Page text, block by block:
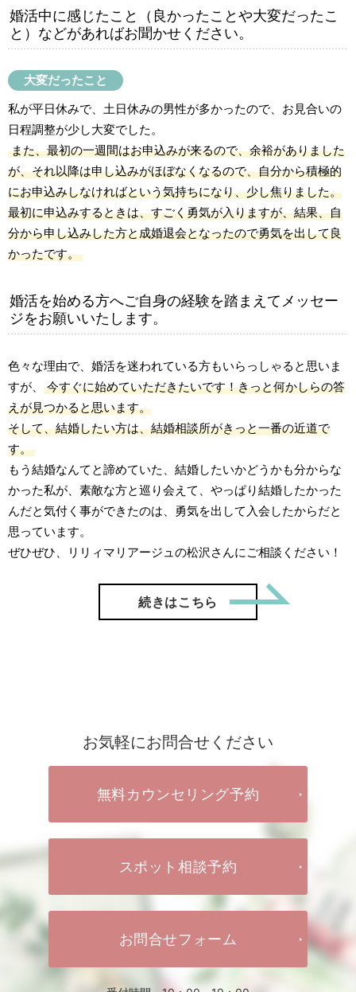
婚活中に感じたこと（良かったことや大変だったこ
と）などがあればお聞かせください。
大変だったこと
私が平日休みで、土日休みの男性が多かったので、お見合いの
日程調整が少し大変でした。
また、最初の一週間はお申込みが来るので、余裕がありました
が、それ以降は申し込みがほぼなくなるので、自分から積極的
にお申込みしなければという気持ちになり、少し焦りました。
最初に申込みするときは、すごく勇気が入りますが、結果、自
分から申し込みした方と成婚退会となったので勇気を出して良
かったです。
婚活を始める方へご自身の経験を踏まえてメッセー
ジをお願いいたします。
色々な理由で、婚活を迷われている方もいらっしゃると思いま
すが、
今すぐに始めていただきたいです！きっと何かしらの答
えが見つかると思います。
そして、結婚したい方は、結婚相談所がきっと一番の近道で
す。
もう結婚なんてと諦めていた、結婚したいかどうかも分からな
かった私が、素敵な方と巡り会えて、やっぱり結婚したかった
んだと気付く事ができたのは、勇気を出して入会したからだと
思っています。
ぜひぜひ、リリィマリアージュの松沢さんにご相談ください！
続きはこちら
お気軽にお問合せください
無料カウンセリング予約
スポット相談予約
お問合せフォーム